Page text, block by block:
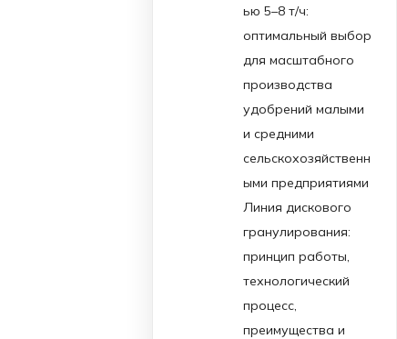
ью 5–8 т/ч:
оптимальный выбор
для масштабного
производства
удобрений малыми
и средними
сельскохозяйственн
ыми предприятиями
Линия дискового
гранулирования:
принцип работы,
технологический
процесс,
преимущества и